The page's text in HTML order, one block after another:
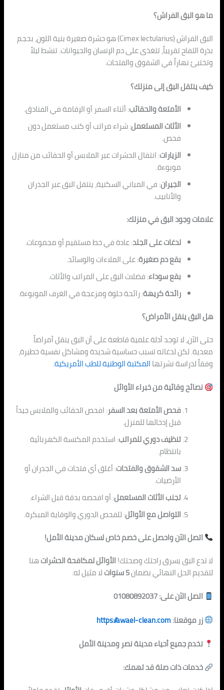
ما هو البق الفراش؟
البق الفراش (Cimex lectularius) هو حشرة صغيرة بنية اللون، بحجم
بذرة التفاح تقريباً، تتغذى على دم الإنسان والحيوانات. تنشط ليلاً
وتختبئ نهاراً في الشقوق والفتحات.
كيف ينتقل البق إلى منزلك؟
الأمتعة والحقائب: أثناء السفر أو الإقامة في الفنادق.
الأثاث المستعمل: شراء مراتب أو كنب مستعمل دون
فحص.
الزيارات: انتقال الحشرات عبر الملابس أو الحقائب من منازل
موبوءة.
الجيران: في المباني السكنية، ينتقل البق عبر الجدران
والأنابيب.
علامات وجود البق في منزلك:
لدغات علىالجلد: عادة في خط مستقيم أو مجموعات.
بقع دم صغيرة: على الملاءات والوسائد.
بقع سوداء: فضلات البق علىالمراتب والأثاث.
رائحة كريهة: رائحة حلوة ومزعجة في الغرف الموبوءة.
هل البق ينقل الأمراض؟
حتى الآن، لا توجد أدلة علمية قاطعة على أن البق ينقل أمراضاً
معدية. لكن لدغاته تسبب حساسية شديدة ومشاكل نفسية خطيرة،
وفقاً لدراسة نشرتهاالمكتبة الوطنية للطب الأمريكية.
نصائح وقائية من خبراء الأوائل
فحص الأمتعة بعد السفر: افحص الحقائب والملابس جيداً
قبل إدخالها للمنزل.
تنظيف دوري للمراتب: استخدم المكنسة الكهربائية
بانتظام.
سد الشقوق والفتحات: أغلق أي فتحات في الجدران أو
الأرضيات.
تجنب الأثاث المستعمل: أو افحصه بدقة قبل الشراء.
التواصل مع الأوائل: للفحص الدوري والوقاية المبكرة.
اتصل الآن واحصل على خصم خاص لسكان مدينة الأمل!
لا تدع البق يسرق راحتك وصحتك!الأوائل لمكافحة الحشراتهنا
لتقديم الحل النهائي بضمان5 سنوات
لا مثيل له.
اتصل الآن على: 01080892037
زر موقعنا:https://awael-clean.com
نخدم جميع أحياء مدينة نصر ومدينة الأمل
خدمات ذات صلة قد تهمك: